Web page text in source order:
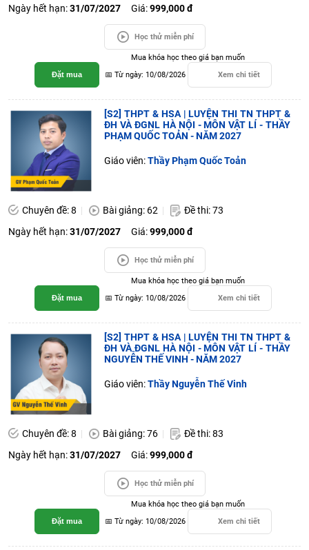
Ngày hết hạn:31/07/2027 Giá:999,000 đ
Học thử miễn phí
Đặt mua
Mua khóa học theo giá bạn muốn
📅 Từ ngày: 10/08/2026
Xem chi tiết
[S2] THPT & HSA | LUYỆN THI TN THPT &
ĐH VÀ ĐGNL HÀ NỘI - MÔN VẬT LÍ - THẦY
PHẠM QUỐC TOẢN - NĂM 2027
Giáo viên:Thầy Phạm Quốc Toản
Chuyên đề: 8 Bài giảng: 62
Đề thi: 73
Ngày hết hạn:31/07/2027 Giá:999,000 đ
Học thử miễn phí
Đặt mua
Mua khóa học theo giá bạn muốn
📅 Từ ngày: 10/08/2026
Xem chi tiết
[S2] THPT & HSA | LUYỆN THI TN THPT &
ĐH VÀ ĐGNL HÀ NỘI - MÔN VẬT LÍ - THẦY
NGUYỄN THẾ VINH - NĂM 2027
Giáo viên:Thầy Nguyễn Thế Vinh
Chuyên đề: 8 Bài giảng: 76
Đề thi: 83
Ngày hết hạn:31/07/2027 Giá:999,000 đ
Học thử miễn phí
Đặt mua
Mua khóa học theo giá bạn muốn
📅 Từ ngày: 10/08/2026
Xem chi tiết